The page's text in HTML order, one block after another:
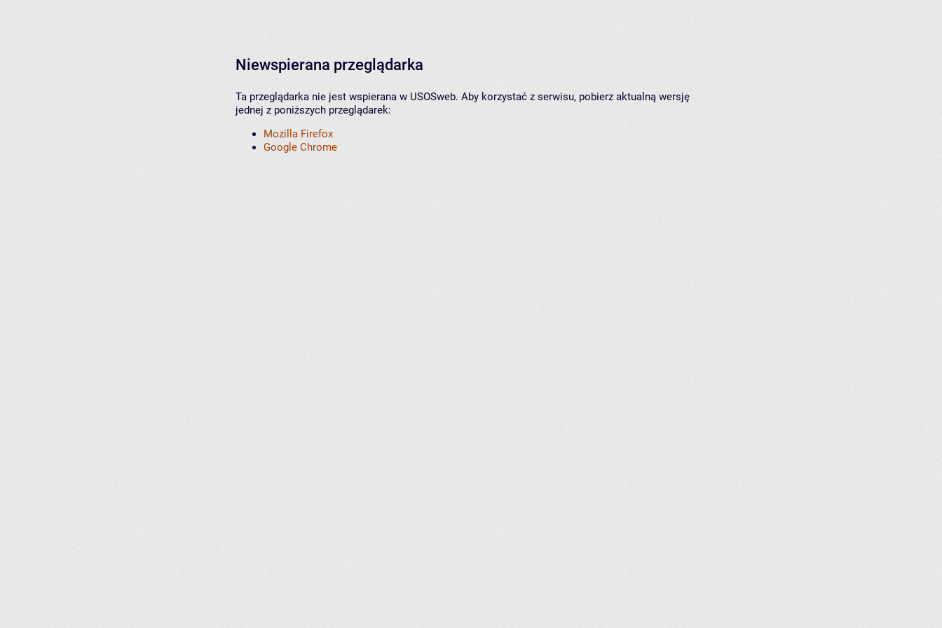
Niewspierana przeglądarka
Ta przeglądarka nie jest wspierana w USOSweb. Aby korzystać z serwisu, pobierz aktualną wersję
jednej z poniższych przeglądarek:
Mozilla Firefox
Google Chrome